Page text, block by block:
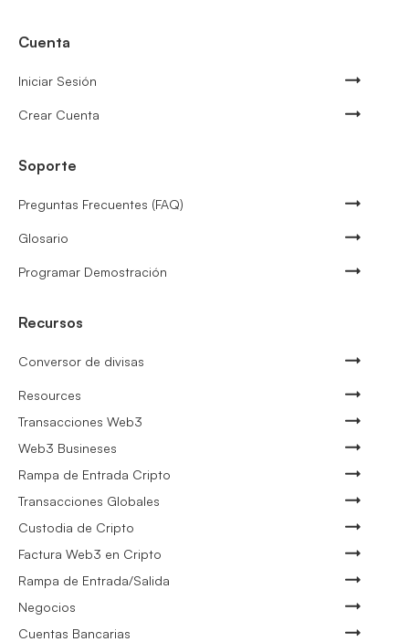
Cuenta
Iniciar Sesión
Crear Cuenta
Soporte
Preguntas Frecuentes (FAQ)
Glosario
Programar Demostración
Recursos
Conversor de divisas
Resources
Transacciones Web3
Web3 Busineses
Rampa de Entrada Cripto
Transacciones Globales
Custodia de Cripto
Factura Web3 en Cripto
Rampa de Entrada/Salida
Negocios
Cuentas Bancarias